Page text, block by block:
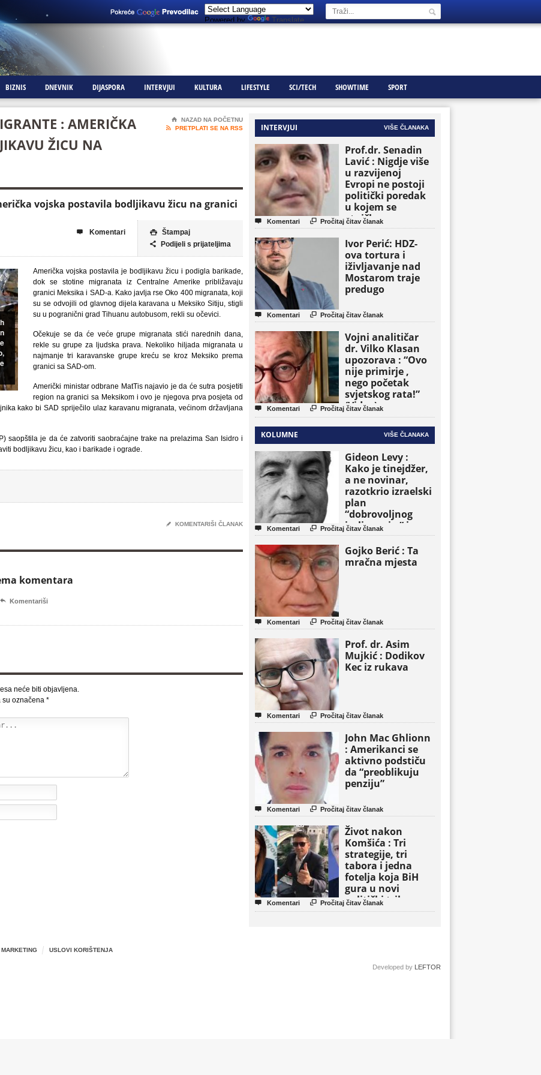
Powered by Translate
BIZNIS DNEVNIK DIJASPORA INTERVJUI KULTURA LIFESTYLE SCI/TECH SHOWTIME SPORT
: AMERIČKA
ŽICU NA
⌂
NAZAD NA POČETNU

PRETPLATI SE NA RSS
vojska postavila bodljikavu žicu na granici
 Štampaj
 Podijeli s prijateljima
 Komentari
Američka vojska postavila je bodljikavu žicu i podigla barikade,
dok se stotine migranata iz Centralne Amerike približavaju
granici Meksika i SAD-a. Kako javlja rse Oko 400 migranata, koji
su se odvojili od glavnog dijela karavana u Meksiko Sitiju, stigli
su u pogranični grad Tihuanu autobusom, rekli su očevici.
Očekuje se da će veće grupe migranata stići narednih dana,
rekle su grupe za ljudska prava. Nekoliko hiljada migranata u
najmanje tri karavanske grupe kreću se kroz Meksiko prema
granici sa SAD-om.
Američki ministar odbrane MatTis najavio je da će sutra posjetiti
region na granici sa Meksikom i ovo je njegova prva posjeta od
kako bi SAD spriječilo ulaz karavanu migranata, većinom državljana
saopštila je da će zatvoriti saobraćajne trake na prelazima San Isidro i
bodljikavu žicu, kao i barikade i ograde.
✎ KOMENTARIŠI ČLANAK
komentara
 Komentariši
neće biti objavljena.
su označena *
INTERVJUI VIŠE ČLANAKA
Prof.dr. Senadin
Lavić : Nigdje više
u razvijenoj
Evropi ne postoji
politički poredak
u kojem se
etničke grupe
pojavljuju kao
osnovne političke
jedinice
 Komentari  Pročitaj čitav članak
Ivor Perić: HDZ-
ova tortura i
iživljavanje nad
Mostarom traje
predugo
 Komentari  Pročitaj čitav članak
Vojni analitičar
dr. Vilko Klasan
upozorava : “Ovo
nije primirje ,
nego početak
svjetskog rata!”
(Video)
 Komentari  Pročitaj čitav članak
KOLUMNE VIŠE ČLANAKA
Gideon Levy :
Kako je tinejdžer,
a ne novinar,
razotkrio izraelski
plan
“dobrovoljnog
iseljavanja ” iz
Gaze
 Komentari  Pročitaj čitav članak
Gojko Berić : Ta
mračna mjesta
 Komentari  Pročitaj čitav članak
Prof. dr. Asim
Mujkić : Dodikov
Kec iz rukava
 Komentari  Pročitaj čitav članak
John Mac Ghlionn
: Amerikanci se
aktivno podstiču
da “preoblikuju
penziju”
 Komentari  Pročitaj čitav članak
Život nakon
Komšića : Tri
strategije, tri
tabora i jedna
fotelja koja BiH
gura u novi
politički triler
 Komentari  Pročitaj čitav članak
MARKETING USLOVI KORIŠTENJA
Developed by LEFTOR